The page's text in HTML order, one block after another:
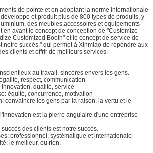
de pointe et en adoptant la norme internationale
et produit plus de 800 types de produits, y
des meubles,accessoires et équipements
en avant le concept de conception de "Customize
Customized Booth" et le concept de service de
notre succès." qui permet à Xinmiao de répondre aux
clients et offrir de meilleurs services.
au travail, sincères envers les gens.
respect, communication
qualité, service
équité, concurrence, motivation
convaincre les gens par la raison, la vertu et le
est la pierre angulaire d'une entreprise
des clients est notre succès.
professionnel, systématique et internationale
le meilleur, ou rien.